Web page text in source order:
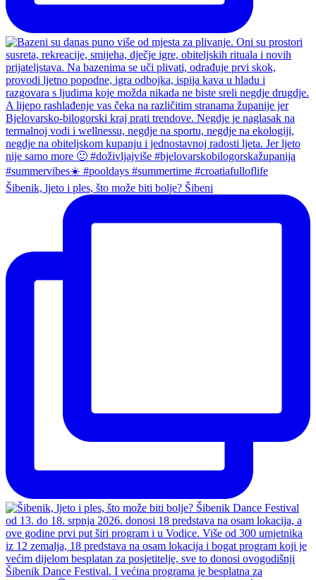
Šibenik, ljeto i ples, što može biti bolje? Šibeni